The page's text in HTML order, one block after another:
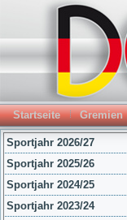
Startseite Gremien
Sportjahr 2026/27
Sportjahr 2025/26
Sportjahr 2024/25
Sportjahr 2023/24